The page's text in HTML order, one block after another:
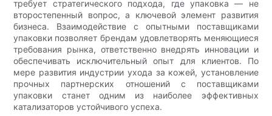
требует стратегического подхода, где упаковка — не
второстепенный вопрос, а ключевой элемент развития
бизнеса. Взаимодействие с опытными поставщиками
упаковки позволяет брендам удовлетворять меняющиеся
требования рынка, ответственно внедрять инновации и
обеспечивать исключительный опыт для клиентов. По
мере развития индустрии ухода за кожей, установление
прочных партнерских отношений с поставщиками
упаковки станет одним из наиболее эффективных
катализаторов устойчивого успеха.